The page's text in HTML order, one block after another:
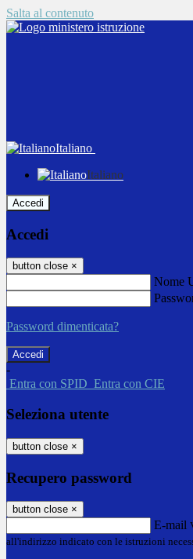
Salta al contenuto
Italiano
Italiano
Accedi
Accedi
button close ×
Nome
Password dimenticata?
-
Entra con SPID Entra con CIE
Seleziona utente
button close ×
Recupero password
button close ×
E-mail
all'indirizzo indicato con le istruzioni